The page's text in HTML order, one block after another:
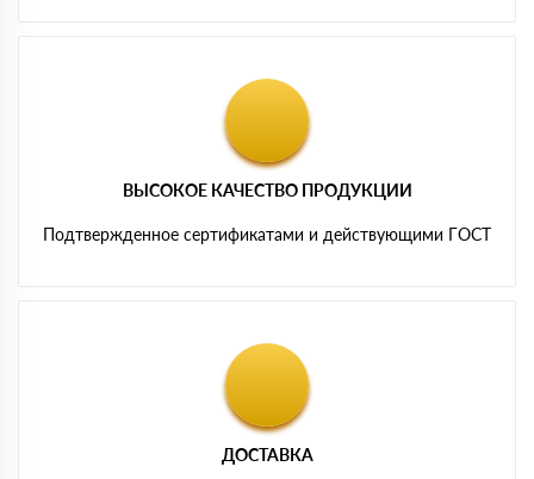
ВЫСОКОЕ КАЧЕСТВО ПРОДУКЦИИ
Подтвержденное сертификатами и действующими ГОСТ
ДОСТАВКА